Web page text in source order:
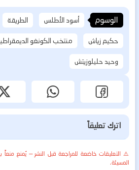
الوسوم أسود الأطلس الطريقة
حكيم زياش
منتخب الكونغو
وحيد حليلوزيتش
اترك تعليقاً
⚠️ التعليقات خاضعة للمراجعة قبل النشر — يُمنع منعاً
المسيئة.